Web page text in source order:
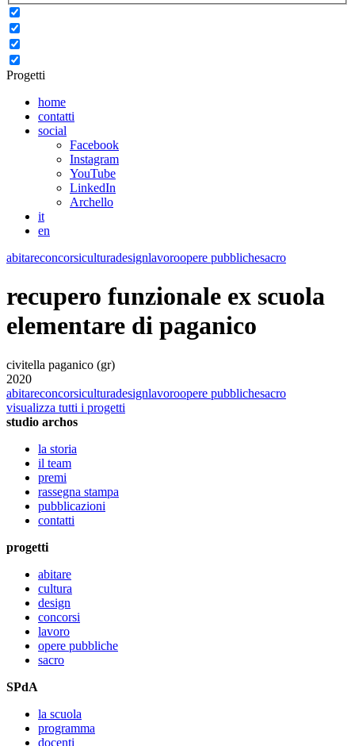
Progetti
home
contatti
social
Facebook
Instagram
YouTube
LinkedIn
Archello
it
en
abitareconcorsiculturadesignlavoroopere pubblichesacro
recupero funzionale ex scuola
elementare di paganico
civitella paganico (gr)
2020
abitareconcorsiculturadesignlavoroopere pubblichesacro
visualizza tutti i progetti
studio archos
la storia
il team
premi
rassegna stampa
pubblicazioni
contatti
progetti
abitare
cultura
design
concorsi
lavoro
opere pubbliche
sacro
SPdA
la scuola
programma
docenti